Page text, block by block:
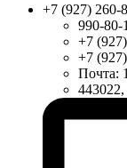
+7 (927) 260-
990-80-
+7
+7
Почта: